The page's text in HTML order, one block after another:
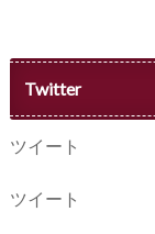
Twitter
ツイート
ツイート